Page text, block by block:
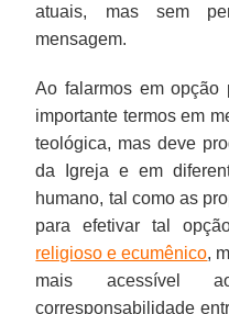
atuais, mas sem
mensagem.
Ao falarmos em opção
importante termos em
teológica, mas deve
da Igreja e em
humano, tal como as
para efetivar tal
religioso e ecumênico,
mais acessível
corresponsabilidade